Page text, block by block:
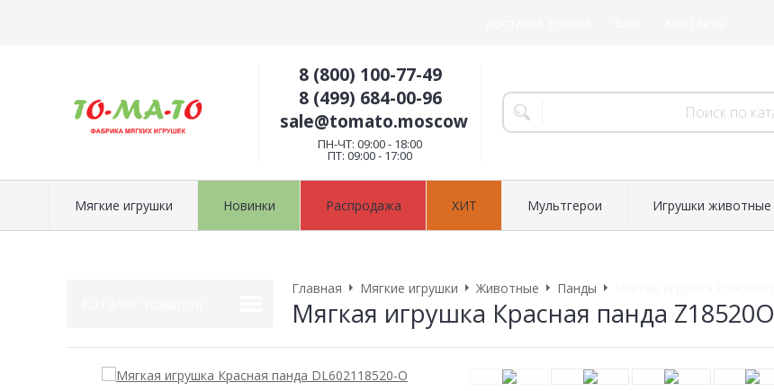
8 (800) 100-77-49
8 (499) 684-00-96
sale@tomato.moscow
ПН-ЧТ: 09:00 - 18:00
ПТ: 09:00 - 17:00
Мягкие игрушки Новинки Распродажа ХИТ Мультгерои Игрушки животные
Главная Мягкие игрушки Животные Панды
Мягкая игрушка Красная панда Z18520O